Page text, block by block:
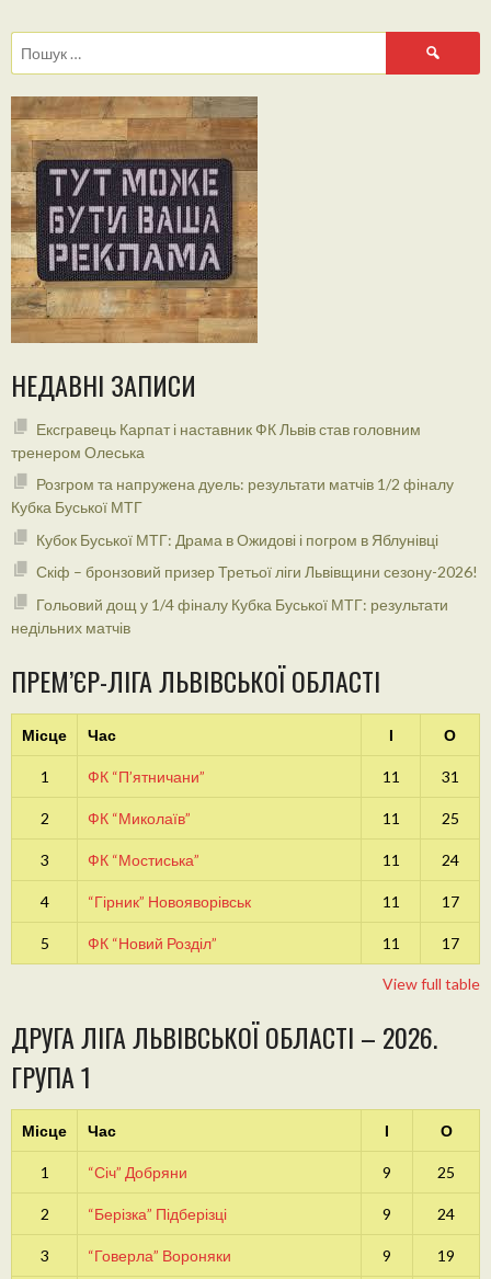
Пошук:
НЕДАВНІ ЗАПИСИ
Ексгравець Карпат і наставник ФК Львів став головним
тренером Олеська
Розгром та напружена дуель: результати матчів 1/2 фіналу
Кубка Буської МТГ
Кубок Буської МТГ: Драма в Ожидові і погром в Яблунівці
Скіф – бронзовий призер Третьої ліги Львівщини сезону-2026!
Гольовий дощ у 1/4 фіналу Кубка Буської МТГ: результати
недільних матчів
ПРЕМ’ЄР-ЛІГА ЛЬВІВСЬКОЇ ОБЛАСТІ
Місце Час І О
1 ФК “П’ятничани” 11 31
2 ФК “Миколаїв” 11 25
3 ФК “Мостиська” 11 24
4 “Гірник” Новояворівськ 11 17
5 ФК “Новий Розділ” 11 17
View full table
ДРУГА ЛІГА ЛЬВІВСЬКОЇ ОБЛАСТІ – 2026.
ГРУПА 1
Місце Час І О
1 “Січ” Добряни 9 25
2 “Берізка” Підберізці 9 24
3 “Говерла” Вороняки 9 19